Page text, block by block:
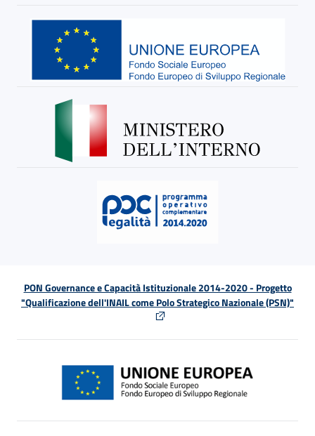
PON Governance e Capacità Istituzionale 2014-2020 - Progetto
"Qualificazione dell'INAIL come Polo Strategico Nazionale (PSN)"